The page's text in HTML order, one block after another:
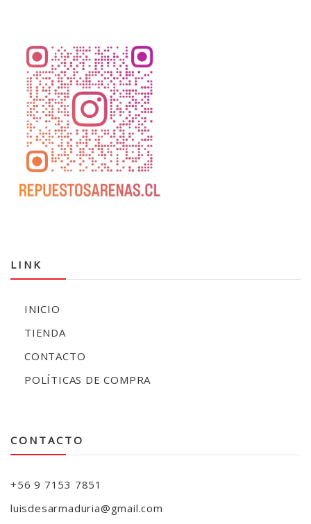
LINK
INICIO
TIENDA
CONTACTO
POLÍTICAS DE COMPRA
CONTACTO
+56 9 7153 7851
luisdesarmaduria@gmail.com